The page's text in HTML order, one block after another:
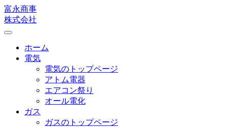
富永商事
株式会社
Toggle
navigationホーム
電気
電気のトップページ
アトム電器
エアコン祭り
オール電化
ガス
ガスのトップページ